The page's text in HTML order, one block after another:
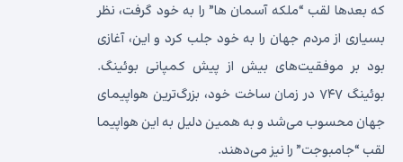
که بعدها لقب “ملکه آسمان ها” را به خود گرفت، نظر
بسیاری از مردم جهان را به خود جلب کرد و این، آغازی
بود بر موفقیت‌های بیش از پیش کمپانی بوئینگ.
بوئینگ ۷۴۷ در زمان ساخت خود، بزرگ‌ترین هواپیمای
جهان محسوب می‌شد و به همین دلیل به این هواپیما
لقب “جامبوجت” را نیز می‌دهند.